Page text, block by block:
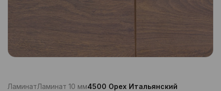
ЛаминатЛаминат 10 мм4500 Орех Итальянский